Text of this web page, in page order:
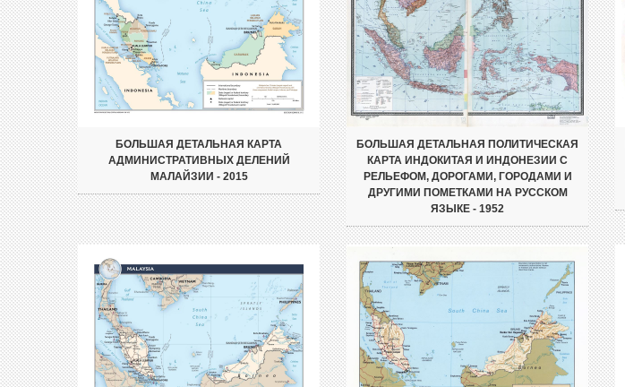
БОЛЬШАЯ ДЕТАЛЬНАЯ КАРТА
АДМИНИСТРАТИВНЫХ ДЕЛЕНИЙ
МАЛАЙЗИИ - 2015
БОЛЬШАЯ ДЕТАЛЬНАЯ ПОЛИТИЧЕСКАЯ
КАРТА ИНДОКИТАЯ И ИНДОНЕЗИИ С
РЕЛЬЕФОМ, ДОРОГАМИ, ГОРОДАМИ И
ДРУГИМИ ПОМЕТКАМИ НА РУССКОМ
ЯЗЫКЕ - 1952